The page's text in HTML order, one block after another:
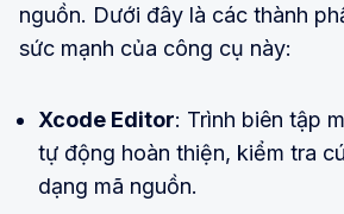
nguồn. Dưới đây là các thành
sức mạnh của công cụ này:
Xcode Editor: Trình biên tập
tự động hoàn thiện, kiểm tra
dạng mã nguồn.